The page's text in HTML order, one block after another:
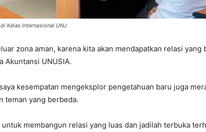
Kelas Internasional UNJ
zona aman, karena kita akan mendapatkan relasi yang
Akuntansi UNUSIA.
kesempatan mengeksplor pengetahuan baru juga
teman yang berbeda.
membangun relasi yang luas dan jadilah terbuka